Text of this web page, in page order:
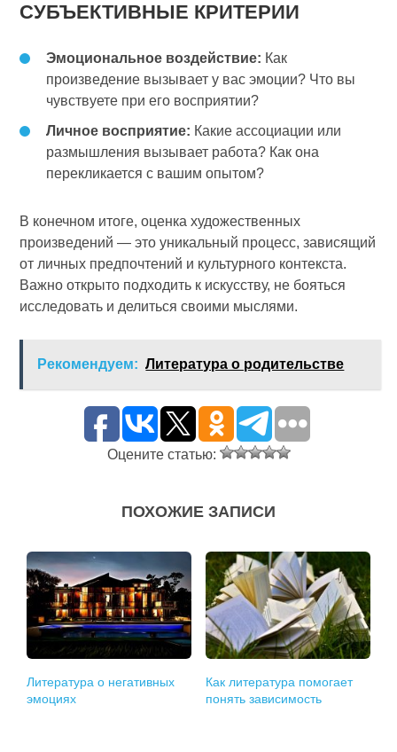
СУБЪЕКТИВНЫЕ КРИТЕРИИ
Эмоциональное воздействие: Как
произведение вызывает у вас эмоции? Что вы
чувствуете при его восприятии?
Личное восприятие: Какие ассоциации или
размышления вызывает работа? Как она
перекликается с вашим опытом?
В конечном итоге, оценка художественных
произведений — это уникальный процесс, зависящий
от личных предпочтений и культурного контекста.
Важно открыто подходить к искусству, не бояться
исследовать и делиться своими мыслями.
Рекомендуем: Литература о родительстве
Оцените статью:
ПОХОЖИЕ ЗАПИСИ
Литература о негативных
эмоциях
Как литература помогает
понять зависимость